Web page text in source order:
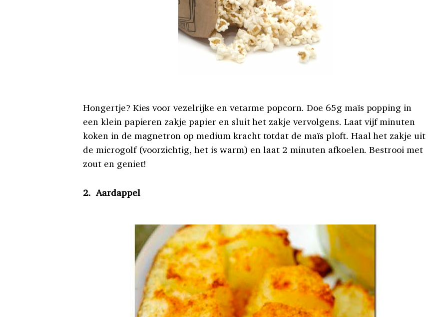
Hongertje? Kies voor vezelrijke en vetarme popcorn. Doe 65g maïs popping in
een klein papieren zakje papier en sluit het zakje vervolgens. Laat vijf minuten
koken in de magnetron op medium kracht totdat de maïs ploft. Haal het zakje uit
de microgolf (voorzichtig, het is warm) en laat 2 minuten afkoelen. Bestrooi met
zout en geniet!
2. Aardappel